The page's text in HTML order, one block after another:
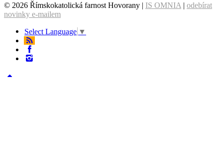
© 2026 Římskokatolická farnost Hovorany | IS OMNIA | odebírat
novinky e-mailem
Select Language ▼